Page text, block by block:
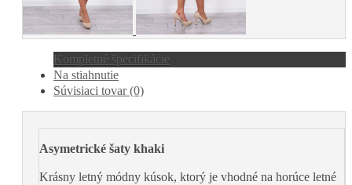
Kompletné špecifikácie
Na stiahnutie
Súvisiaci tovar (0)
Asymetrické šaty khaki
Krásny letný módny kúsok, ktorý je vhodné na horúce letné